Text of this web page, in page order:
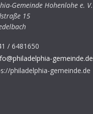
Gemeinde Hohenlohe e. V.
15
/ 6481650
gemeinde.de
philadelphia-gemeinde.de